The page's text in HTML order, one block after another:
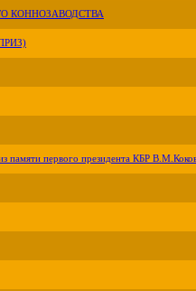
КОННОЗАВОДСТВА
памяти первого президента КБР